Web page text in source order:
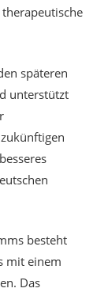
späteren
unterstützt
besteht
mit einem
Das